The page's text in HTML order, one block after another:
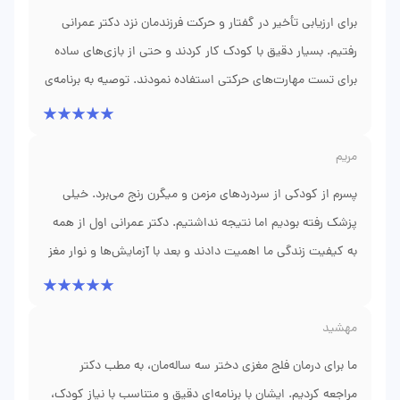
و اعصاب کودکان دارد، حتماً به ایشان مراجعه کند.
برای ارزیابی تأخیر در گفتار و حرکت فرزندمان نزد دکتر عمرانی
رفتیم. بسیار دقیق با کودک کار کردند و حتی از بازی‌های ساده
برای تست مهارت‌های حرکتی استفاده نمودند. توصیه به برنامه‌ی
فیزیوتراپی و گفتاردرمانی دادند و ما را مرتب پیگیری کردند.
تلاش‌های مداوم و برنامه‌ریزی دکتر عمرانی است.
مریم
پسرم از کودکی از سردردهای مزمن و میگرن رنج می‌برد. خیلی
پزشک رفته بودیم اما نتیجه نداشتیم. دکتر عمرانی اول از همه
به کیفیت زندگی ما اهمیت دادند و بعد با آزمایش‌ها و نوار مغز
دقیق، برایش دارو تجویز کردند. سردردها به شدت کمتر شد و
صبوری ایشان سپاسگزارم.
مهشید
ما برای درمان فلج مغزی دختر سه ساله‌مان، به مطب دکتر
مراجعه کردیم. ایشان با برنامه‌ای دقیق و متناسب با نیاز کودک،